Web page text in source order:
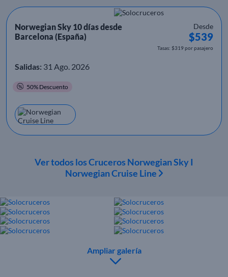
Norwegian Sky 10 días desde
Barcelona (España)
Desde
$539
Tasas: $319 por pasajero
Salidas: 31 Ago. 2026
50% Descuento
Ver todos los Cruceros Norwegian Sky I
Norwegian Cruise Line
Ampliar galería